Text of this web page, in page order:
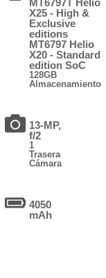
MT6797T Helio
X25 - High &
Exclusive
editions
MT6797 Helio
X20 - Standard
edition SoC
128GB
Almacenamiento
13-MP,
f/2
1
Trasera
Cámara
4050
mAh